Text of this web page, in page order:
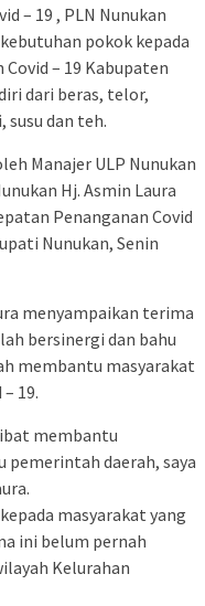
– 19 , PLN Nunukan
pokok kepada
– 19 Kabupaten
dari beras, telor,
dan teh.
Manajer ULP Nunukan
Hj. Asmin Laura
Penanganan Covid
Nunukan, Senin
menyampaikan terima
bersinergi dan bahu
membantu masyarakat
19.
membantu
pemerintah daerah, saya
masyarakat yang
ini belum pernah
Kelurahan